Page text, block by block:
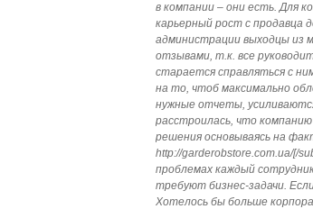
в компании – они есть. Для
карьерный рост с продавца
администрации выходцы из
отзывами, т.к. все
старается справляться с
на то, чтоб максимально
нужные отчеты,
расстроилась, что
решения основываясь на
http://garderobstore.com.ua/[/
проблемах каждый
требуют бизнес-задачи.
Хотелось бы больше